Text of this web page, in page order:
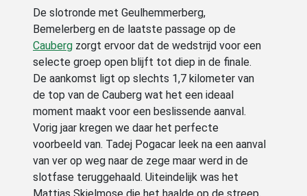
De slotronde met Geulhemmerberg,
Bemelerberg en de laatste passage op de
Cauberg zorgt ervoor dat de wedstrijd voor een
selecte groep open blijft tot diep in de finale.
De aankomst ligt op slechts 1,7 kilometer van
de top van de Cauberg wat het een ideaal
moment maakt voor een beslissende aanval.
Vorig jaar kregen we daar het perfecte
voorbeeld van. Tadej Pogacar leek na een aanval
van ver op weg naar de zege maar werd in de
slotfase teruggehaald. Uiteindelijk was het